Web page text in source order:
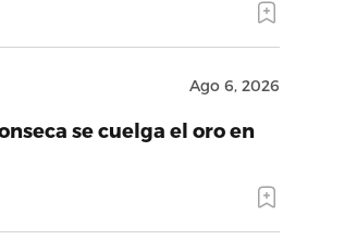
Ago 6, 2026
se cuelga el oro en